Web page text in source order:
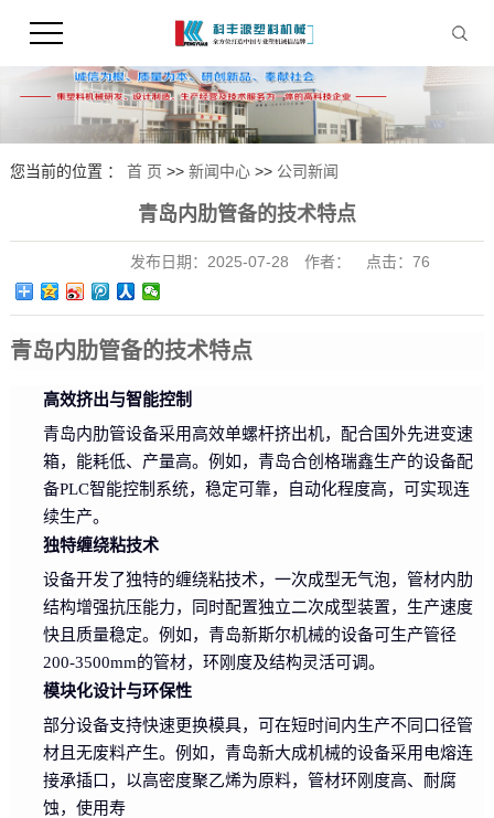
您当前的位置 ： 首 页 >> 新闻中心>> 公司新闻
青岛内肋管备的技术特点
发布日期： 2025-07-28 作者： 点击： 76
青岛内肋管备的技术特点
高效挤出与智能控制
青岛内肋管设备采用高效单螺杆挤出机，配合国外先进变速
箱，能耗低、产量高。例如，青岛合创格瑞鑫生产的设备配
备PLC智能控制系统，稳定可靠，自动化程度高，可实现连
续生产。
独特缠绕粘技术
设备开发了独特的缠绕粘技术，一次成型无气泡，管材内肋
结构增强抗压能力，同时配置独立二次成型装置，生产速度
快且质量稳定。例如，青岛新斯尔机械的设备可生产管径
200-3500mm的管材，环刚度及结构灵活可调。
模块化设计与环保性
部分设备支持快速更换模具，可在短时间内生产不同口径管
材且无废料产生。例如，青岛新大成机械的设备采用电熔连
接承插口，以高密度聚乙烯为原料，管材环刚度高、耐腐
蚀，使用寿